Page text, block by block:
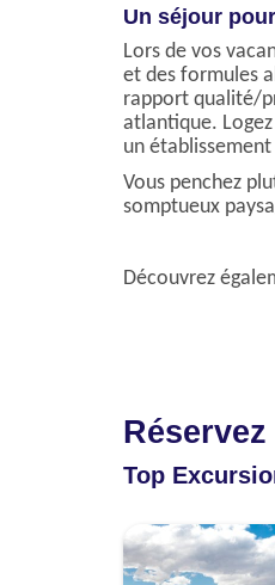
Un séjour
Lors de vos
et des formules
rapport qualité/
atlantique.
un
Vous penchez
somptueux
Découvrez
Top